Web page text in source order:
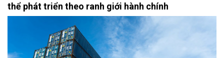
thể phát triển theo ranh giới hành chính